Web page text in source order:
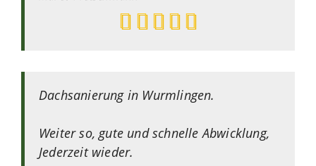
Dachsanierung in Wurmlingen.
Weiter so, gute und schnelle Abwicklung,
Jederzeit wieder.